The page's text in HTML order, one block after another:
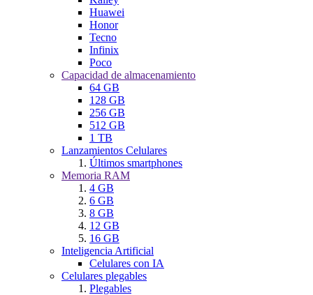
Huawei
Honor
Tecno
Infinix
Poco
Capacidad de almacenamiento
64 GB
128 GB
256 GB
512 GB
1 TB
Lanzamientos Celulares
Últimos smartphones
Memoria RAM
4 GB
6 GB
8 GB
12 GB
16 GB
Inteligencia Artificial
Celulares con IA
Celulares plegables
Plegables